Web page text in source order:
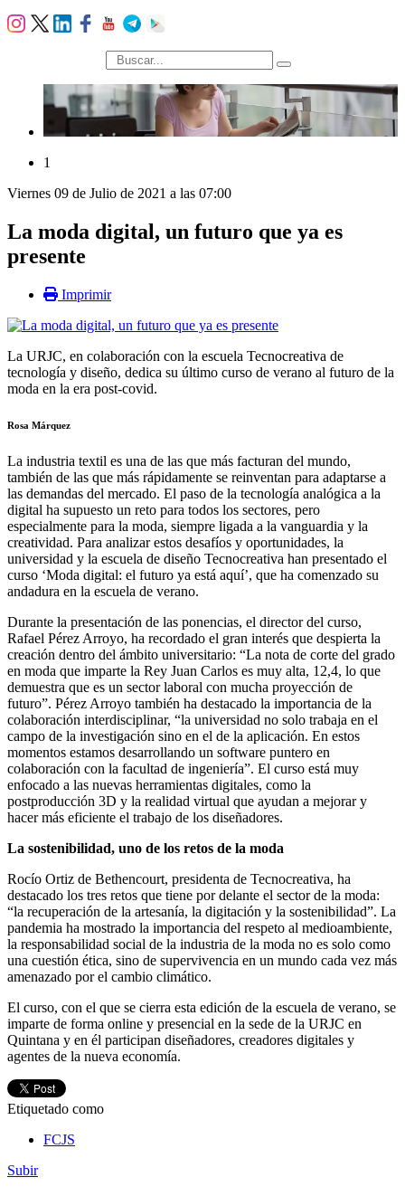
búsqueda
1
Viernes 09 de Julio de 2021 a las 07:00
La moda digital, un futuro que ya es
presente
Imprimir
La URJC, en colaboración con la escuela Tecnocreativa de
tecnología y diseño, dedica su último curso de verano al futuro de la
moda en la era post-covid.
Rosa Márquez
La industria textil es una de las que más facturan del mundo,
también de las que más rápidamente se reinventan para adaptarse a
las demandas del mercado. El paso de la tecnología analógica a la
digital ha supuesto un reto para todos los sectores, pero
especialmente para la moda, siempre ligada a la vanguardia y la
creatividad. Para analizar estos desafíos y oportunidades, la
universidad y la escuela de diseño Tecnocreativa han presentado el
curso ‘Moda digital: el futuro ya está aquí’, que ha comenzado su
andadura en la escuela de verano.
Durante la presentación de las ponencias, el director del curso,
Rafael Pérez Arroyo, ha recordado el gran interés que despierta la
creación dentro del ámbito universitario: “La nota de corte del grado
en moda que imparte la Rey Juan Carlos es muy alta, 12,4, lo que
demuestra que es un sector laboral con mucha proyección de
futuro”. Pérez Arroyo también ha destacado la importancia de la
colaboración interdisciplinar, “la universidad no solo trabaja en el
campo de la investigación sino en el de la aplicación. En estos
momentos estamos desarrollando un software puntero en
colaboración con la facultad de ingeniería”. El curso está muy
enfocado a las nuevas herramientas digitales, como la
postproducción 3D y la realidad virtual que ayudan a mejorar y
hacer más eficiente el trabajo de los diseñadores.
La sostenibilidad, uno de los retos de la moda
Rocío Ortiz de Bethencourt, presidenta de Tecnocreativa, ha
destacado los tres retos que tiene por delante el sector de la moda:
“la recuperación de la artesanía, la digitación y la sostenibilidad”. La
pandemia ha mostrado la importancia del respeto al medioambiente,
la responsabilidad social de la industria de la moda no es solo como
una cuestión ética, sino de supervivencia en un mundo cada vez más
amenazado por el cambio climático.
El curso, con el que se cierra esta edición de la escuela de verano, se
imparte de forma online y presencial en la sede de la URJC en
Quintana y en él participan diseñadores, creadores digitales y
agentes de la nueva economía.
Etiquetado como
FCJS
Subir